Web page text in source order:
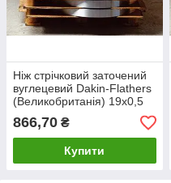
Ніж стрічковий заточений
вуглецевий Dakin-Flathers
(Великобританія) 19х0,5
3150 мм
866,70 ₴
Купити